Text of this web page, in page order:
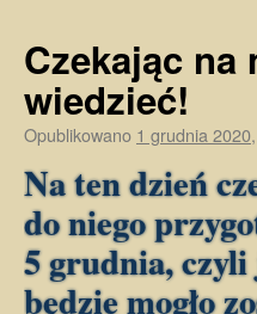
Czekając na
wiedzieć!
Opublikowano 1 grudnia 2020,
Na ten dzień
do niego
5 grudnia,
będzie mogło